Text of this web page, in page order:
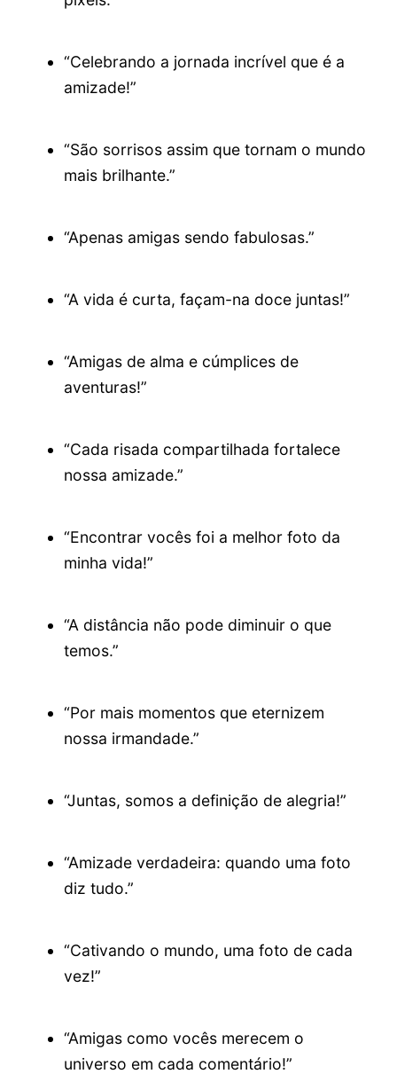
“Celebrando a jornada incrível que é a
amizade!”
“São sorrisos assim que tornam o mundo
mais brilhante.”
“Apenas amigas sendo fabulosas.”
“A vida é curta, façam-na doce juntas!”
“Amigas de alma e cúmplices de
aventuras!”
“Cada risada compartilhada fortalece
nossa amizade.”
“Encontrar vocês foi a melhor foto da
minha vida!”
“A distância não pode diminuir o que
temos.”
“Por mais momentos que eternizem
nossa irmandade.”
“Juntas, somos a definição de alegria!”
“Amizade verdadeira: quando uma foto
diz tudo.”
“Cativando o mundo, uma foto de cada
vez!”
“Amigas como vocês merecem o
universo em cada comentário!”